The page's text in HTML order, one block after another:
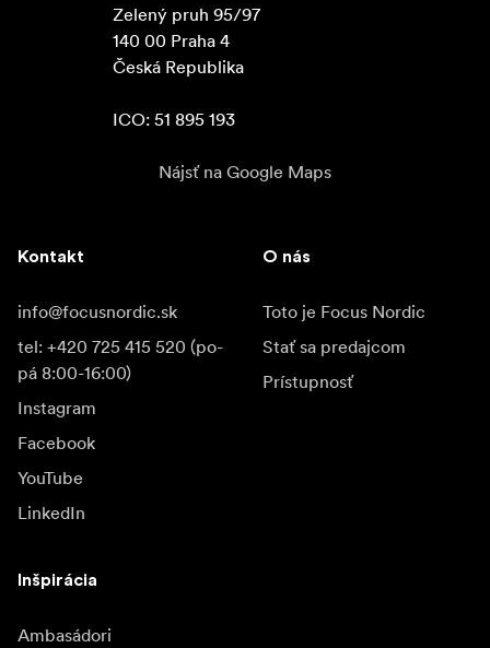
Zelený pruh 95/97
140 00 Praha 4
Česká Republika
ICO: 51 895 193
Nájsť na Google Maps
Kontakt
info@focusnordic.sk
tel: +420 725 415 520 (po-
pá 8:00-16:00)
Instagram
Facebook
YouTube
LinkedIn
O nás
Toto je Focus Nordic
Stať sa predajcom
Prístupnosť
Inšpirácia
Ambasádori